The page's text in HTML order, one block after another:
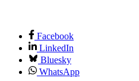
Facebook
LinkedIn
Bluesky
WhatsApp